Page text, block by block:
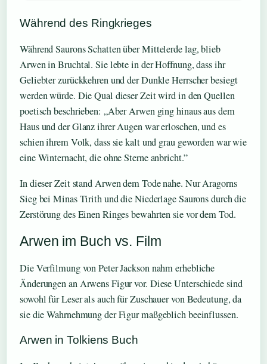
Während des Ringkrieges
Während Saurons Schatten über Mittelerde lag, blieb
Arwen in Bruchtal. Sie lebte in der Hoffnung, dass ihr
Geliebter zurückkehren und der Dunkle Herrscher besiegt
werden würde. Die Qual dieser Zeit wird in den Quellen
poetisch beschrieben: „Aber Arwen ging hinaus aus dem
Haus und der Glanz ihrer Augen war erloschen, und es
schien ihrem Volk, dass sie kalt und grau geworden war wie
eine Winternacht, die ohne Sterne anbricht.”
In dieser Zeit stand Arwen dem Tode nahe. Nur Aragorns
Sieg bei Minas Tirith und die Niederlage Saurons durch die
Zerstörung des Einen Ringes bewahrten sie vor dem Tod.
Arwen im Buch vs. Film
Die Verfilmung von Peter Jackson nahm erhebliche
Änderungen an Arwens Figur vor. Diese Unterschiede sind
sowohl für Leser als auch für Zuschauer von Bedeutung, da
sie die Wahrnehmung der Figur maßgeblich beeinflussen.
Arwen in Tolkiens Buch